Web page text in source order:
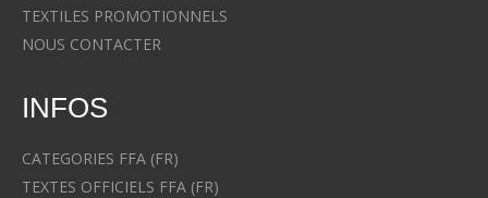
TEXTILES PROMOTIONNELS
NOUS CONTACTER
INFOS
CATEGORIES FFA (FR)
TEXTES OFFICIELS FFA (FR)